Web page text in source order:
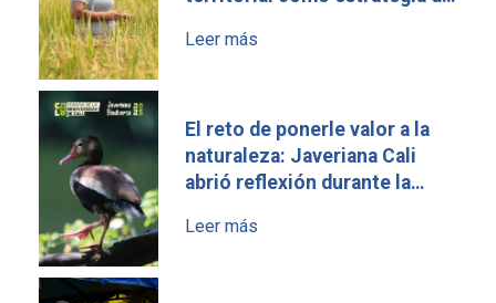
Norte del Cauca
Leer más
El reto de ponerle valor a la
naturaleza: Javeriana Cali
abrió reflexión durante la
2025
Leer más